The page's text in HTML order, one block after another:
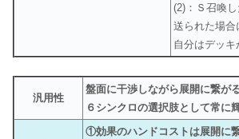
(2)：Ｓ召喚
送られた場合
自分はデッキ
汎用性
盤面に干渉しながら展開に繋が
６シンクロの選択肢として常に
①効果のハンドコストは展開に